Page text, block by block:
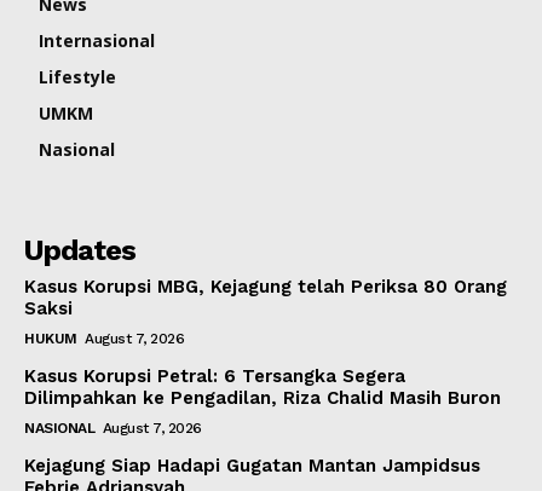
Internasional
Lifestyle
UMKM
Nasional
Updates
Kasus Korupsi MBG, Kejagung telah Periksa 80 Orang
Saksi
HUKUM August 7, 2026
Kasus Korupsi Petral: 6 Tersangka Segera
Dilimpahkan ke Pengadilan, Riza Chalid Masih Buron
NASIONAL August 7, 2026
Kejagung Siap Hadapi Gugatan Mantan Jampidsus